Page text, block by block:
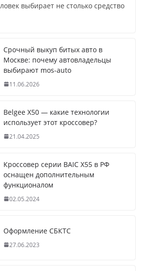
выбирает не столько средство
Срочный выкуп битых авто в
Москве: почему автовладельцы
выбирают mos-auto
11.06.2026
Belgee X50 — какие технологии
использует этот кроссовер?
21.04.2025
Кроссовер серии BAIC X55 в РФ
оснащен дополнительным
функционалом
02.05.2024
Оформление СБКТС
27.06.2023